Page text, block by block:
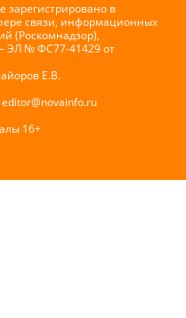
зарегистрировано в
связи, информационных
(Роскомнадзор),
ЭЛ № ФС77-41429 от
Е.В.
editor@novainfo.ru
16+